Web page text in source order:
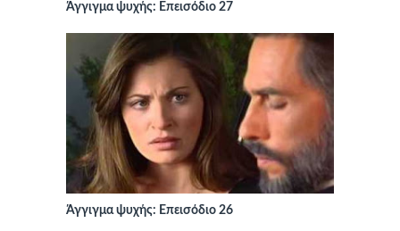
Άγγιγμα ψυχής: Επεισόδιο 27
Άγγιγμα ψυχής: Επεισόδιο 26